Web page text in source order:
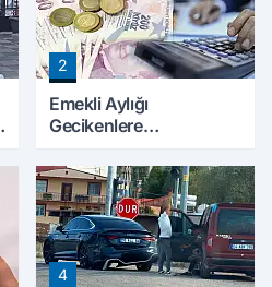
2
Emekli Aylığı
Gecikenlere
Karar: Faiz Ödenebilir
4